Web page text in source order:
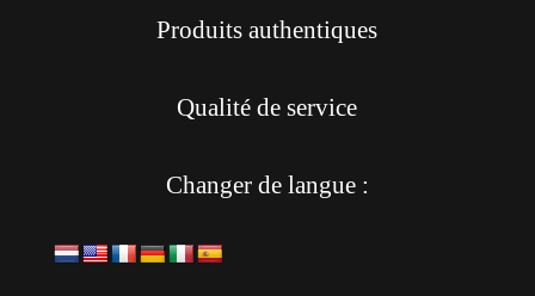
Produits authentiques
Qualité de service
Changer de langue :